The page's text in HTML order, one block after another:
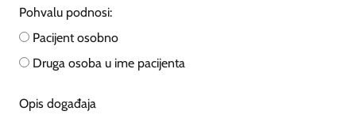
Pohvalu podnosi:
Pacijent osobno
Druga osoba u ime pacijenta
Opis događaja